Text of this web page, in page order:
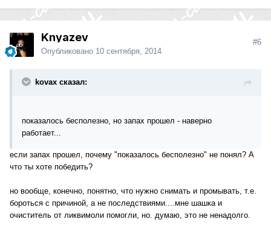
Knyazev
Опубликовано 10 сентября, 2014
#6
kovax сказал:
показалось бесполезно, но запах прошел - наверно
работает...
если запах прошел, почему "показалось бесполезно" не понял? А
что ты хоте победить?
но вообще, конечно, понятно, что нужно снимать и промывать, т.е.
бороться с причиной, а не последствиями....мне шашка и
очиститель от ликвимоли помогли, но. думаю, это не ненадолго.